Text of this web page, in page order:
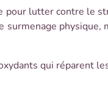
lutter contre le
surmenage
qui réparent